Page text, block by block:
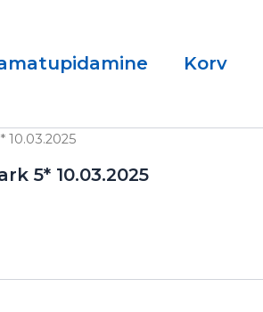
Korv
5* 10.03.2025